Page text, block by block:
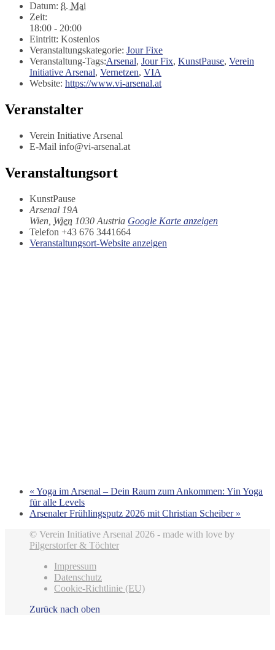
Datum: 8. Mai
Zeit:
18:00 - 20:00
Eintritt: Kostenlos
Veranstaltungskategorie: Jour Fixe
Veranstaltung-Tags:Arsenal, Jour Fix, KunstPause, Verein
Initiative Arsenal, Vernetzen, VIA
Website: https://www.vi-arsenal.at
Veranstalter
Verein Initiative Arsenal
E-Mail info@vi-arsenal.at
Veranstaltungsort
KunstPause
Arsenal 19A
Wien Wien 1030 Austria Google Karte anzeigen
Telefon +43 676 3441664
Veranstaltungsort-Website anzeigen
« Yoga im Arsenal – Dein Raum zum Ankommen: Yin Yoga
für alle Levels
Arsenaler Frühlingsputz 2026 mit Christian Scheiber »
© Verein Initiative Arsenal 2026 - made with love by
Pilgerstorfer & Töchter
Impressum
Datenschutz
Cookie-Richtlinie (EU)
Zurück nach oben